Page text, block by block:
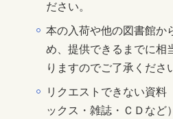
ださい。
本の入荷や他の図書館か
め、提供できるまでに相
りますのでご了承くださ
リクエストできない資料
ックス・雑誌・ＣＤなど